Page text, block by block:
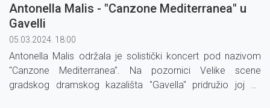
Antonella Malis - "Canzone Mediterranea" u
Gavelli
05.03.2024. 18:00
Antonella Malis održala je solistički koncert pod nazivom
"Canzone Mediterranea". Na pozornici Velike scene
gradskog dramskog kazališta "Gavella" pridružio joj se